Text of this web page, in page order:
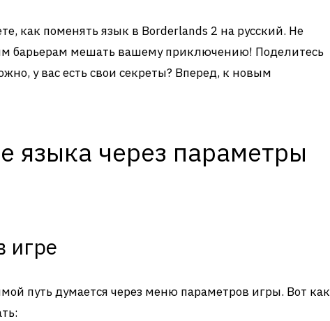
как поменять язык в Borderlands 2 на русский. Не
барьерам мешать вашему приключению! Поделитесь
у вас есть свои секреты? Вперед, к новым
языка через параметры
игре
путь думается через меню параметров игры. Вот как